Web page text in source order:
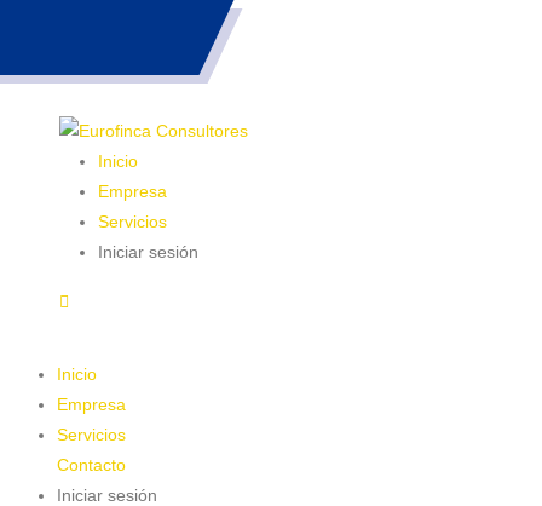
Inicio
Empresa
Servicios
Iniciar sesión
Inicio
Empresa
Servicios
Contacto
Iniciar sesión